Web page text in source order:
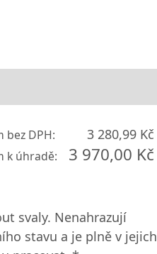
bez DPH: 3 280,99 Kč
k úhradě: 3 970,00 Kč
svaly. Nenahrazují
stavu a je plně v jejich